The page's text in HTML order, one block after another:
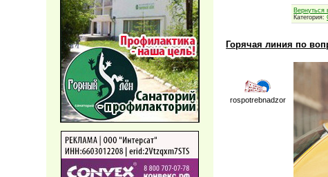
Вернуться
Категория:
Горячая линия по
rospotrebnadzor